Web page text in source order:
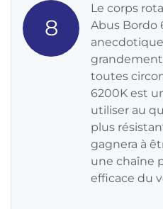
8
Le corps
Abus Bordo
anecdotique
toutes
6200K est
utiliser au
plus
gagnera à
une chaîne
efficace du